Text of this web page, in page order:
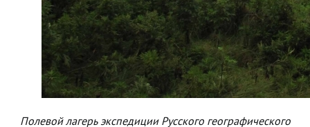
Полевой лагерь экспедиции Русского географического